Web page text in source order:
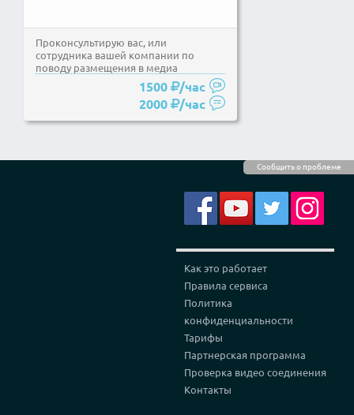
Сообщить о проблеме
Проконсультирую вас, или
сотрудника вашей компании по
поводу размещения в медиа
материалов без пометки "на правах...
1500
/час
2000
/час
Как это работает
Правила сервиса
Политика
конфиденциальности
Тарифы
Партнерская программа
Проверка видео соединения
Контакты